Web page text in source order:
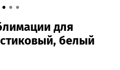
для
белый